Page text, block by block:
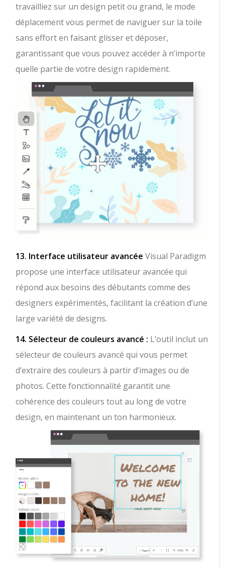
travailliez sur un design petit ou grand, le mode
déplacement vous permet de naviguer sur la toile
sans effort en faisant glisser et déposer,
garantissant que vous pouvez accéder à n’importe
quelle partie de votre design rapidement.
13. Interface utilisateur avancée Visual Paradigm
propose une interface utilisateur avancée qui
répond aux besoins des débutants comme des
designers expérimentés, facilitant la création d’une
large variété de designs.
14. Sélecteur de couleurs avancé : L’outil inclut un
sélecteur de couleurs avancé qui vous permet
d’extraire des couleurs à partir d’images ou de
photos. Cette fonctionnalité garantit une
cohérence des couleurs tout au long de votre
design, en maintenant un ton harmonieux.